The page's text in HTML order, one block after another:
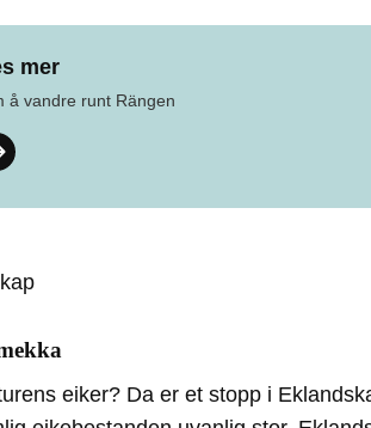
mer
å vandre runt Rängen
eiker? Da er et stopp i